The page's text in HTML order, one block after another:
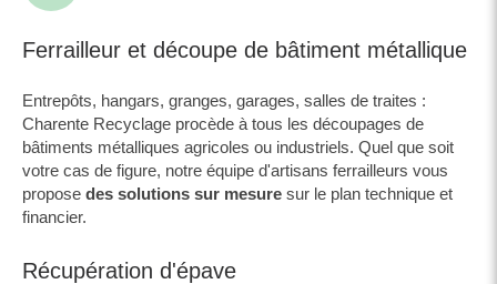
Ferrailleur et découpe de bâtiment métallique
Entrepôts, hangars, granges, garages, salles de traites :
Charente Recyclage procède à tous les découpages de
bâtiments métalliques agricoles ou industriels. Quel que soit
votre cas de figure, notre équipe d'artisans ferrailleurs vous
propose des solutions sur mesure sur le plan technique et
financier.
Récupération d'épave